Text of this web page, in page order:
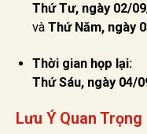
Thứ Tư, ngày 02/
vàThứ Năm, ngày
Thời gian họp lại:
Thứ Sáu, ngày 04/
Lưu Ý Quan Trọng